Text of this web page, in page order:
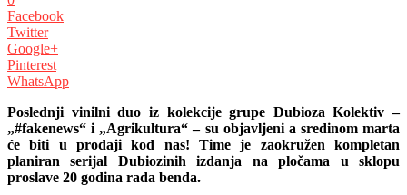
Facebook
Twitter
Google+
Pinterest
WhatsApp
Poslednji vinilni duo iz kolekcije grupe Dubioza Kolektiv –
„#fakenews“ i „Agrikultura“ – su objavljeni a sredinom marta
će biti u prodaji kod nas! Time je zaokružen kompletan
planiran serijal Dubiozinih izdanja na pločama u sklopu
proslave 20 godina rada benda.